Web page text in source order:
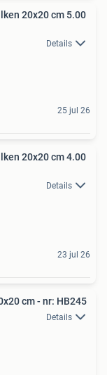
20x20 cm 5.00
Details
25 jul 26
20x20 cm 4.00
Details
23 jul 26
cm - nr: HB245
Details